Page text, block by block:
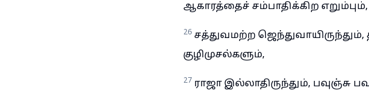
ஆகாரத்தைச் சம்பாதிக்கிற எறும்பும்,
26 சத்துவமற்ற
குழிமுசல்களும்,
27 ராஜா இல்லாதிருந்தும், பவுஞ்சு